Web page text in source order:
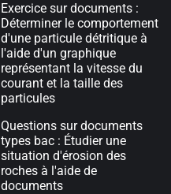
Exercice sur documents :
Déterminer le comportement
d'une particule détritique à
l'aide d'un graphique
représentant la vitesse du
courant et la taille des
particules
Questions sur documents
types bac : Étudier une
situation d'érosion des
roches à l'aide de
documents